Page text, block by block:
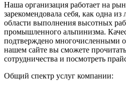
Наша организация работает на
зарекомендовала себя, как одна
области выполнения высотных
промышленного альпинизма.
подтверждено многочисленными
нашем сайте вы сможете
сотрудничества и посмотреть
Общий спектр услуг компании: